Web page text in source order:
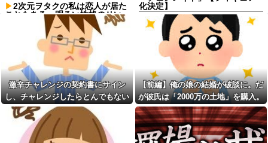
2次元ヲタクの私は恋人が居た
こともある。明るい性格のせい
か「貴女はヲタクじゃない、私
達とは生きている世界が違う」
といつも言われる
彼の同期の嫁が子供を産ん
だ。すると、彼が「出産祝いに
人生ゲームをあげるんだ！」と
話してきて...
結婚式で見覚えのある男性を
見つけた。どうしても気になっ
て調べてみると、思いもよらな
い事実が判明して…
俺、ついに人妻と江ノ島デー
ト。だがこれって不倫なのか？
化決定】
元同僚との飲み会に行ったら
会社辞める原因になったパワハ
ラ上司がいてブチ切れそう！
「俺が鍛えたから出世したんだ
ろ奢れ」とか何様のつもりだ？
【悲報】高市早苗、突如爆乳
化wwwww（※画像あり）他
ロッカーの現金が盗まれるも
店長に疑われ激怒！10代キャバ
嬢の私、自力でロッカー内にカ
メラを仕掛けて犯人を特定した
ら同僚の女だった…警察へ行く
と言って止められ、加害者に泣
かれながら大揉めして・・・
激辛チャレンジの契約書にサイン
し、チャレンジしたらとんでもない
事態になった。救急車運ばれ胃の洗
浄や入院2日で10万超えて...
【前編】俺の娘の結婚が破談に。だ
が彼氏は「2000万の土地」を購入。
こじれた二人は想像以上の修羅場に